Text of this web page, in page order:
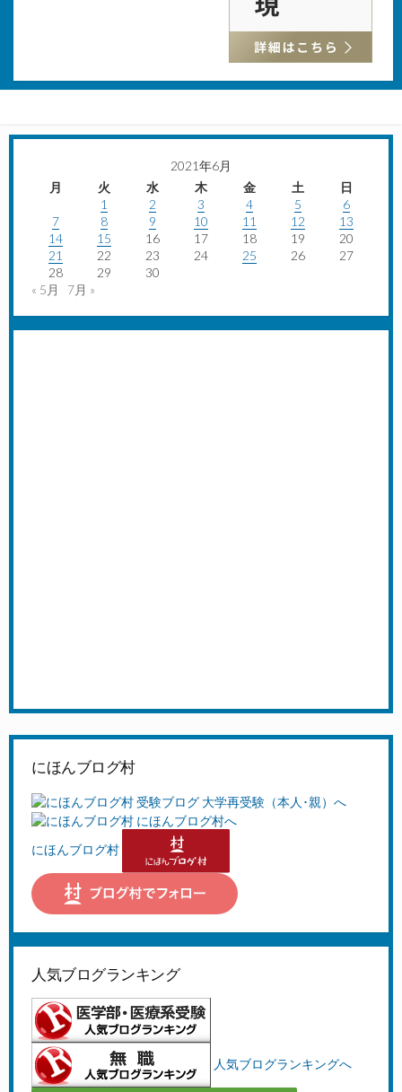
2021年6月
月
火 水 木 金 土
日
1
2 3 4 5
6
7
8 9 10 11 12
13
14
15 16 17 18 19
20
21
22 23 24 25 26
27
28
29
30
« 5月
7月 »
にほんブログ村
にほんブログ村
人気ブログランキング
人気ブログランキングへ